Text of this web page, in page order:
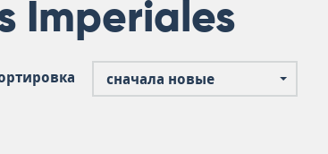
Imperiales
сначала новые